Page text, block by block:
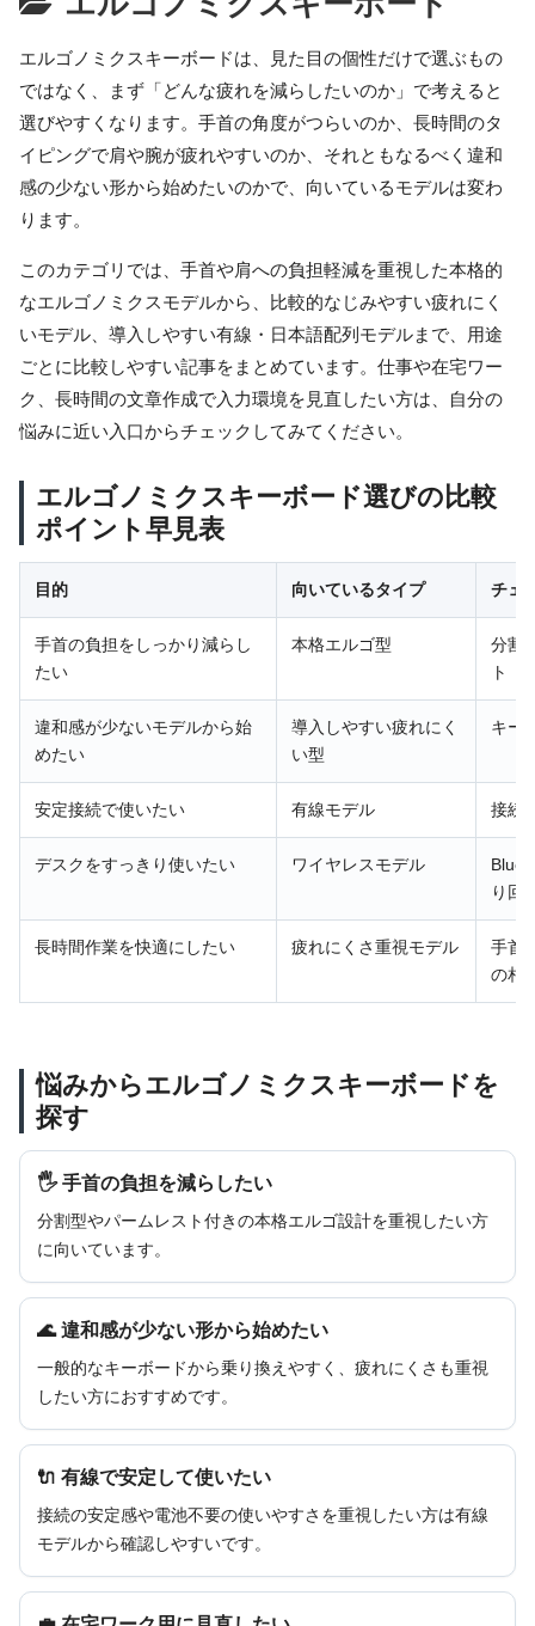
エルゴノミクスキーボードは、見た目の個性だけで選ぶもの
ではなく、まず「どんな疲れを減らしたいのか」で考えると
選びやすくなります。手首の角度がつらいのか、長時間のタ
イピングで肩や腕が疲れやすいのか、それともなるべく違和
感の少ない形から始めたいのかで、向いているモデルは変わ
ります。
このカテゴリでは、手首や肩への負担軽減を重視した本格的
なエルゴノミクスモデルから、比較的なじみやすい疲れにく
いモデル、導入しやすい有線・日本語配列モデルまで、用途
ごとに比較しやすい記事をまとめています。仕事や在宅ワー
ク、長時間の文章作成で入力環境を見直したい方は、自分の
悩みに近い入口からチェックしてみてください。
エルゴノミクスキーボード選びの比較
ポイント早見表
目的 向いているタイプ チェ
手首の負担をしっかり減らし
たい
本格エルゴ型
分割
ト
違和感が少ないモデルから始
めたい
導入しやすい疲れにく
い型
キー
安定接続で使いたい 有線モデル 接続
デスクをすっきり使いたい ワイヤレスモデル
り回
長時間作業を快適にしたい 疲れにくさ重視モデル
手首
の相
悩みからエルゴノミクスキーボードを
探す
🖐 手首の負担を減らしたい
分割型やパームレスト付きの本格エルゴ設計を重視したい方
に向いています。
🌊 違和感が少ない形から始めたい
一般的なキーボードから乗り換えやすく、疲れにくさも重視
したい方におすすめです。
🔌 有線で安定して使いたい
接続の安定感や電池不要の使いやすさを重視したい方は有線
モデルから確認しやすいです。